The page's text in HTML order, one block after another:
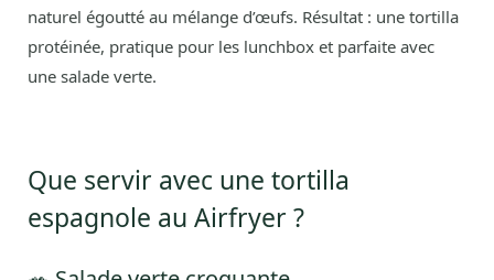
naturel égoutté au mélange d’œufs. Résultat : une tortilla
protéinée, pratique pour les lunchbox et parfaite avec
une salade verte.
Que servir avec une tortilla
espagnole au Airfryer ?